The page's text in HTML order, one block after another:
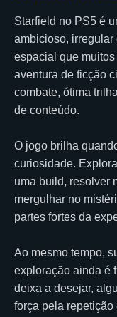
Starfield no PS5 é
ambicioso,
espacial que
aventura de ficção
combate, ótima
de conteúdo.
O jogo brilha
curiosidade.
uma build, resolver
mergulhar no
partes fortes da
Ao mesmo tempo,
exploração ainda é
deixa a desejar,
força pela